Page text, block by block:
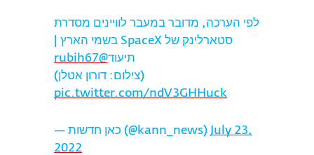
לפי הערכה, מדובר במעבר לוויינים מסדרת
סטארלינק של SpaceX בשמי הארץ |
תיעוד@rubih67
(צילום: דורון אטלן)
pic.twitter.com/ndV3GHHuck
— כאן חדשות (@kann_news) July 23,
2022